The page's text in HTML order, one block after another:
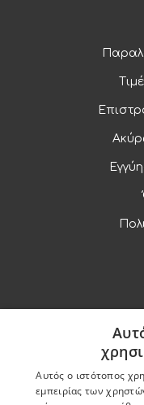
Αυτός ο ιστότοπος
εμπειρίας των